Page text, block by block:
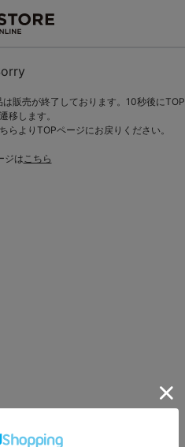
販売が終了しております。10秒後にTOP
移します。
らよりTOPページにお戻りください。
ジはこちら